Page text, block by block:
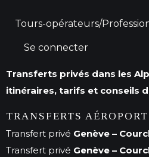
Tours-opérateurs/
Se connecter
Transferts privés dans les
itinéraires, tarifs et conseils
TRANSFERTS
Transfert privé Genève –
Transfert privé Genève –